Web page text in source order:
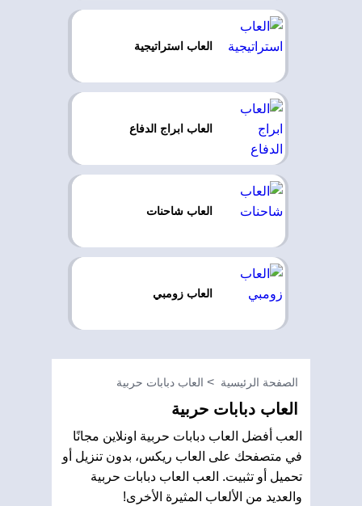
العاب استراتيجية
العاب ابراج الدفاع
العاب شاحنات
العاب زومبي
الصفحة الرئيسية العاب دبابات حربية
العاب دبابات حربية
العب أفضل العاب دبابات حربية اونلاين مجانًا
في متصفحك على العاب ريكس، بدون تنزيل أو
تحميل أو تثبيت. العب العاب دبابات حربية
والعديد من الألعاب المثيرة الأخرى!